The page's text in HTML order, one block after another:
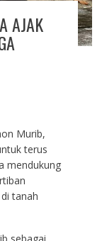
AJAK
Murib,
terus
mendukung
tanah